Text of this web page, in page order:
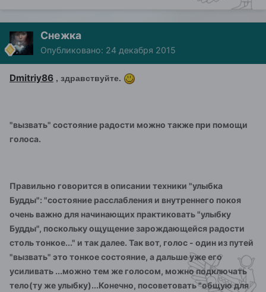
Снежка
Опубликовано: 24 декабря 2015
Dmitriy86 , здравствуйте.
"вызвать" состояние радости можно также при помощи
голоса.
Правильно говорится в описании техники "улыбка
Будды": "состояние расслабления и внутреннего покоя
очень важно для начинающих практиковать "улыбку
Будды", поскольку ощущение зарождающейся радости
столь тонкое..." и так далее. Так вот, голос - один из путей
"вызвать" это тонкое состояние, а дальше уже его
усиливать ...можно тем же голосом, можно подключать
тело(ту же улыбку)...Конечно, посоветовать "общую для